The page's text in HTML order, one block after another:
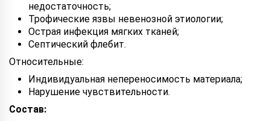
недостаточность;
Трофические язвы невенозной этиологии;
Острая инфекция мягких тканей;
Септический флебит.
Относительные:
Индивидуальная непереносимость материала;
Нарушение чувствительности.
Состав: